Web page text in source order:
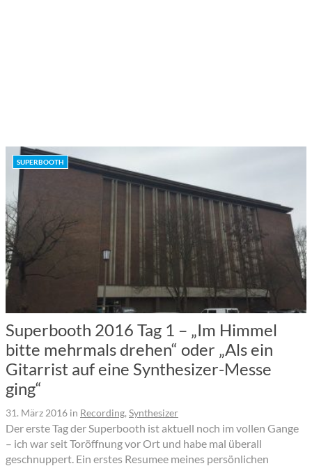
SUPERBOOTH
Superbooth 2016 Tag 1 – „Im Himmel
bitte mehrmals drehen“ oder „Als ein
Gitarrist auf eine Synthesizer-Messe
ging“
31. März 2016 in Recording, Synthesizer
Der erste Tag der Superbooth ist aktuell noch im vollen Gange
– ich war seit Toröffnung vor Ort und habe mal überall
geschnuppert. Ein erstes Resumee meines persönlichen